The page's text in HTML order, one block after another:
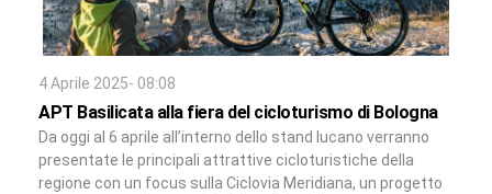
4 Aprile 2025- 08:08
APT Basilicata alla fiera del cicloturismo di Bologna
Da oggi al 6 aprile all’interno dello stand lucano verranno
presentate le principali attrattive cicloturistiche della
regione con un focus sulla Ciclovia Meridiana, un progetto